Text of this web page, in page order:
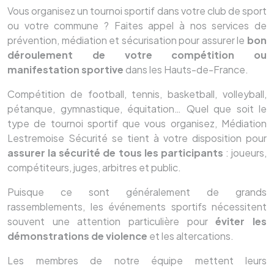
Vous organisez un tournoi sportif dans votre club de sport
ou votre commune ? Faites appel à nos services de
prévention, médiation et sécurisation pour assurer le bon
déroulement de votre compétition ou
manifestation sportive dans les Hauts-de-France.
Compétition de football, tennis, basketball, volleyball,
pétanque, gymnastique, équitation… Quel que soit le
type de tournoi sportif que vous organisez, Médiation
Lestremoise Sécurité se tient à votre disposition pour
assurer la sécurité de tous les participants : joueurs,
compétiteurs, juges, arbitres et public.
Puisque ce sont généralement de grands
rassemblements, les événements sportifs nécessitent
souvent une attention particulière pouréviter les
démonstrations de violence et les altercations.
Les membres de notre équipe mettent leurs